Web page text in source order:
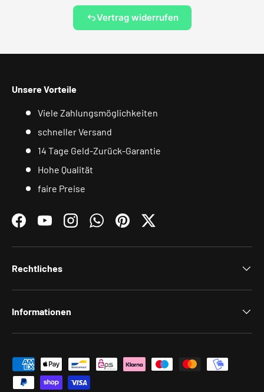
Vertrag widerrufen
Unsere Vorteile
Viele Zahlungsmöglichkeiten
schneller Versand
14 Tage Geld-Zurück-Garantie
Hohe Qualität
faire Preise
FacebookYouTubeInstagramWhatsAppPinterestTwitter
Rechtliches
Informationen
Zahlungsmethoden